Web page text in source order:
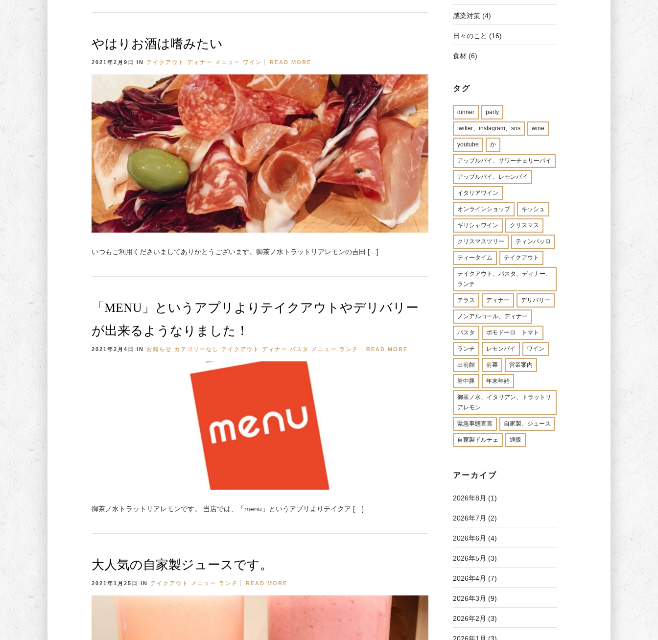
やはりお酒は嗜みたい
2021年2月9日 IN テイクアウト ディナー メニュー ワイン READ MORE
いつもご利用くださいましてありがとうございます。御茶ノ水トラットリアレモンの吉田 […]
「MENU」というアプリよりテイクアウトやデリバリー
が出来るようなりました！
2021年2月4日 IN お知らせ カテゴリーなし テイクアウト ディナー パスタ メニュー ランチ READ MORE
御茶ノ水トラットリアレモンです。 当店では、「menu」というアプリよりテイクア […]
大人気の自家製ジュースです。
2021年1月25日 IN テイクアウト メニュー ランチ READ MORE
感染対策 (4)
日々のこと (16)
食材 (6)
タグ
dinner party
twitter、instagram、sns wine
youtube か
アップルパイ、サワーチェリーパイ
アップルパイ、レモンパイ
イタリアワイン
オンラインショップ キッシュ
ギリシャワイン クリスマス
クリスマスツリー ティンバッロ
ティータイム テイクアウト
テイクアウト、パスタ、ディナー、
ランチ
テラス ディナー デリバリー
ノンアルコール、ディナー
パスタ ポモドーロ トマト
ランチ レモンパイ ワイン
出前館 前菜 営業案内
岩中豚 年末年始
御茶ノ水、イタリアン、トラットリ
アレモン
緊急事態宣言 自家製、ジュース
自家製ドルチェ 通販
アーカイブ
2026年8月 (1)
2026年7月 (2)
2026年6月 (4)
2026年5月 (3)
2026年4月 (7)
2026年3月 (9)
2026年2月 (3)